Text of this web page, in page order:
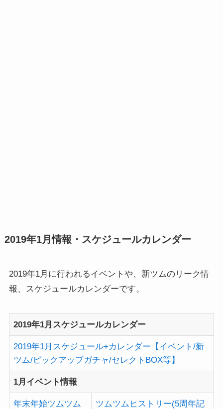
2019年1月情報・スケジュールカレンダー
2019年1月に行われるイベントや、新ツムのリーク情
報、スケジュールカレンダーです。
2019年1月スケジュールカレンダー
2019年1月スケジュール+カレンダー【イベント/新
ツム/ピックアップガチャ/セレクトBOX等】
1月イベント情報
年末年始ツムツム
ツムツムヒストリー(5周年記